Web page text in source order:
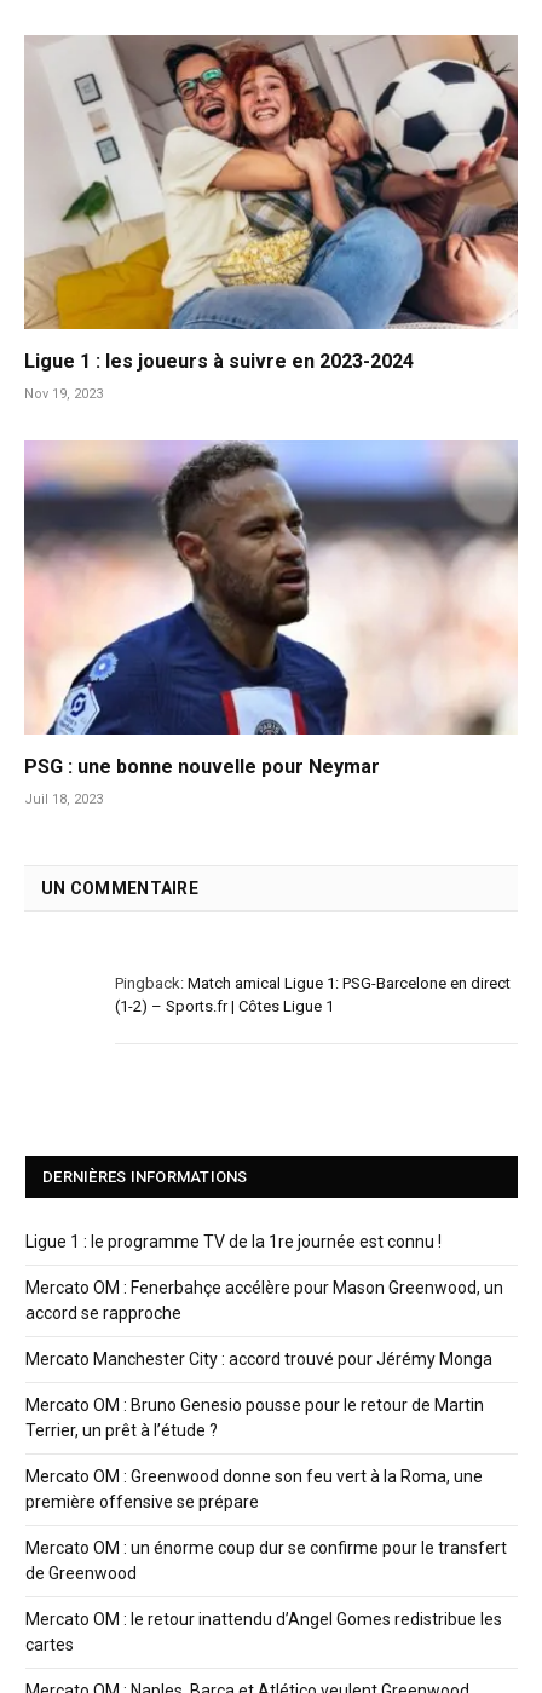
Ligue 1 : les joueurs à suivre en 2023-2024
Nov 19, 2023
PSG : une bonne nouvelle pour Neymar
Juil 18, 2023
UN COMMENTAIRE
Pingback: Match amical Ligue 1: PSG-Barcelone en direct
(1-2) – Sports.fr | Côtes Ligue 1
DERNIÈRES INFORMATIONS
Ligue 1 : le programme TV de la 1re journée est connu !
Mercato OM : Fenerbahçe accélère pour Mason Greenwood, un
accord se rapproche
Mercato Manchester City : accord trouvé pour Jérémy Monga
Mercato OM : Bruno Genesio pousse pour le retour de Martin
Terrier, un prêt à l’étude ?
Mercato OM : Greenwood donne son feu vert à la Roma, une
première offensive se prépare
Mercato OM : un énorme coup dur se confirme pour le transfert
de Greenwood
Mercato OM : le retour inattendu d’Angel Gomes redistribue les
cartes